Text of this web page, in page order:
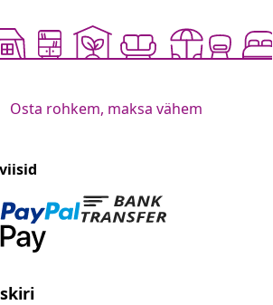
Osta rohkem, maksa vähem